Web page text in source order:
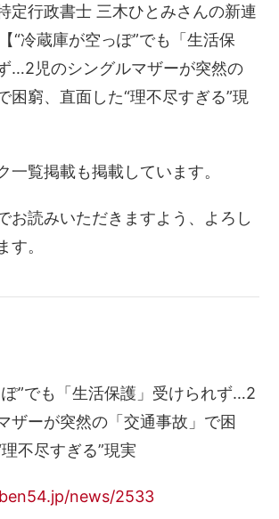
定行政書士 三木ひとみさんの新連
“冷蔵庫が空っぽ”でも「生活保
…2児のシングルマザーが突然の
困窮、直面した“理不尽すぎる”現
一覧掲載も掲載しています。
お読みいただきますよう、よろし
す。
”でも「生活保護」受けられず…2
ザーが突然の「交通事故」で困
不尽すぎる”現実
news/2533